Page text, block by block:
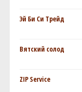
Эй Би Си Трейд
Вятский солод
ZIP Service